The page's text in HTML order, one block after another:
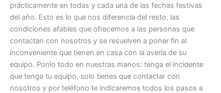
prácticamente en todas y cada una de las fechas festivas
del año. Esto es lo que nos diferencia del resto, las
condiciones afables que ofrecemos a las personas que
contactan con nosotros y se resuelven a poner fin al
inconveniente que tienen en casa con la avería de su
equipo. Ponlo todo en nuestras manos: tenga el incidente
que tenga tu equipo, solo tienes que contactar con
nosotros y por teléfono te indicaremos todos los pasos a